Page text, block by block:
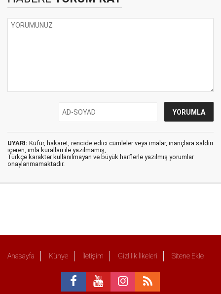
UYARI: Küfür, hakaret, rencide edici cümleler veya imalar, inançlara saldırı
içeren, imla kuralları ile yazılmamış,
Türkçe karakter kullanılmayan ve büyük harflerle yazılmış yorumlar
onaylanmamaktadır.
Anasayfa Künye İletişim Gizlilik İlkeleri Sitene Ekle